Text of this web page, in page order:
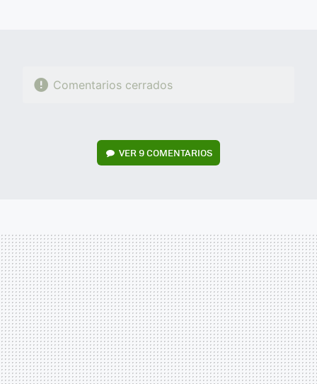
Comentarios cerrados
VER9 COMENTARIOS